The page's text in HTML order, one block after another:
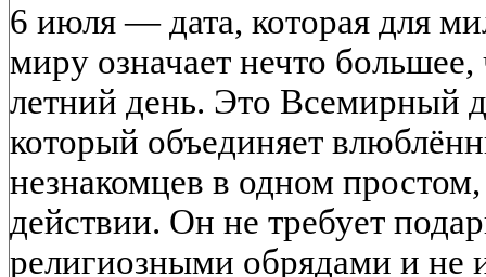
6 июля — дата, которая для
миру означает нечто
летний день. Это Всемирный
который объединяет
незнакомцев в одном
действии. Он не требует
религиозными обрядами и не